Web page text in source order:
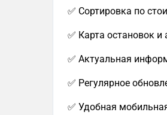
✅ Сортировка по
✅ Карта остановок и
✅ Актуальная
✅ Регулярное
✅ Удобная